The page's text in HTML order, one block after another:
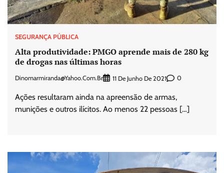
SEGURANÇA PÚBLICA
Alta produtividade: PMGO aprende mais de 280 kg
de drogas nas últimas horas
Dinomarmiranda@yahoo.com.br 11 De Junho De 2021 0
Ações resultaram ainda na apreensão de armas,
munições e outros ilícitos. Ao menos 22 pessoas […]